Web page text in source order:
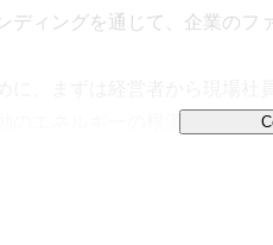
ディングを通じて、企業のフ
のエネルギーの根源となる